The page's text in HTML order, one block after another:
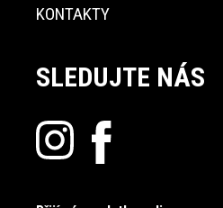
KONTAKTY
SLEDUJTE NÁS